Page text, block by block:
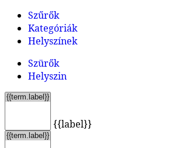
Szűrők
Kategóriák
Helyszínek
Szürők
Helyszin
{{label}}